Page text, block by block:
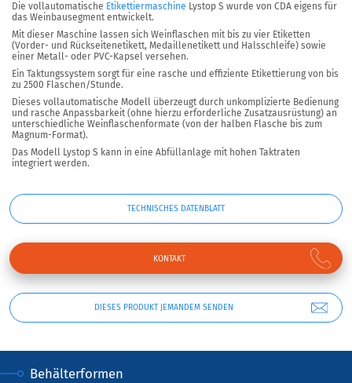
Die vollautomatische Etikettiermaschine Lystop S wurde von CDA eigens für
das Weinbausegment entwickelt.
Mit dieser Maschine lassen sich Weinflaschen mit bis zu vier Etiketten
(Vorder- und Rückseitenetikett, Medaillenetikett und Halsschleife) sowie
einer Metall- oder PVC-Kapsel versehen.
Ein Taktungssystem sorgt für eine rasche und effiziente Etikettierung von bis
zu 2500 Flaschen/Stunde.
Dieses vollautomatische Modell überzeugt durch unkomplizierte Bedienung
und rasche Anpassbarkeit (ohne hierzu erforderliche Zusatzausrüstung) an
unterschiedliche Weinflaschenformate (von der halben Flasche bis zum
Magnum-Format).
Das Modell Lystop S kann in eine Abfüllanlage mit hohen Taktraten
integriert werden.
DIESES PRODUKT JEMANDEM SENDEN
TECHNISCHES DATENBLATT
KONTAKT
Behälterformen